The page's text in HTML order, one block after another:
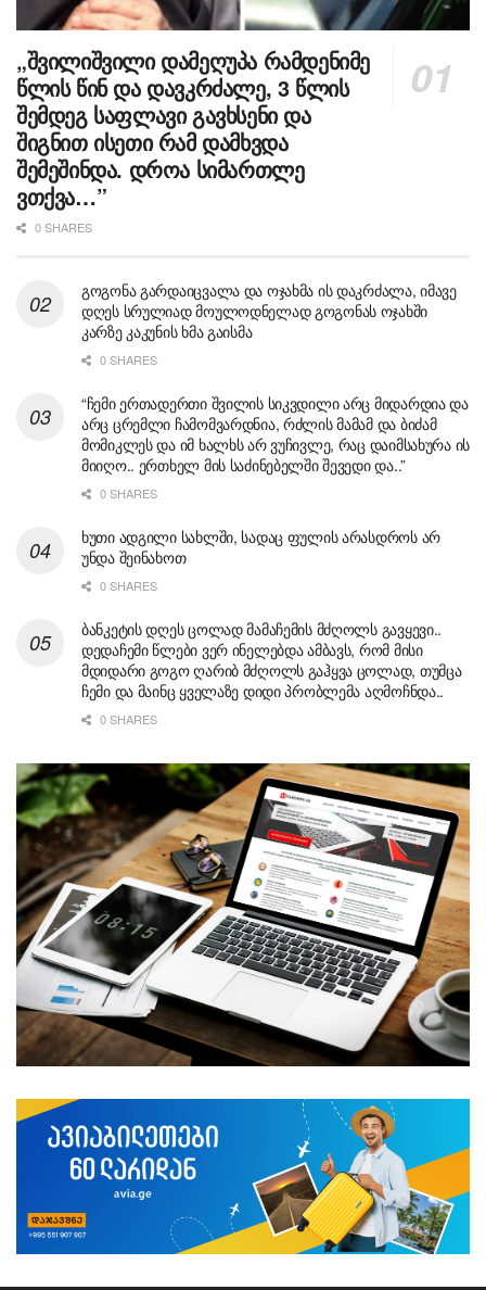
„შვილიშვილი დამეღუპა რამდენიმე
წლის წინ და დავკრძალე, 3 წლის
შემდეგ საფლავი გავხსენი და
შიგნით ისეთი რამ დამხვდა
შემეშინდა. დროა სიმართლე
ვთქვა…”
0 SHARES
გოგონა გარდაიცვალა და ოჯახმა ის დაკრძალა, იმავე
დღეს სრულიად მოულოდნელად გოგონას ოჯახში
კარზე კაკუნის ხმა გაისმა
0 SHARES
“ჩემი ერთადერთი შვილის სიკვდილი არც მიდარდია და
არც ცრემლი ჩამომვარდნია, რძლის მამამ და ბიძამ
მომიკლეს და იმ ხალხს არ ვუჩივლე, რაც დაიმსახურა ის
მიიღო.. ერთხელ მის საძინებელში შევედი და..”
0 SHARES
ხუთი ადგილი სახლში, სადაც ფულის არასდროს არ
უნდა შეინახოთ
0 SHARES
ბანკეტის დღეს ცოლად მამაჩემის მძღოლს გავყევი..
დედაჩემი წლები ვერ ინელებდა ამბავს, რომ მისი
მდიდარი გოგო ღარიბ მძღოლს გაჰყვა ცოლად, თუმცა
ჩემი და მაინც ყველაზე დიდი პრობლემა აღმოჩნდა..
0 SHARES